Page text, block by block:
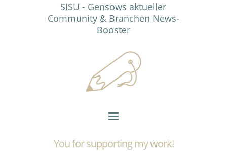
SISU - Gensows aktueller
Community & Branchen News-
Booster
You for supporting my work!